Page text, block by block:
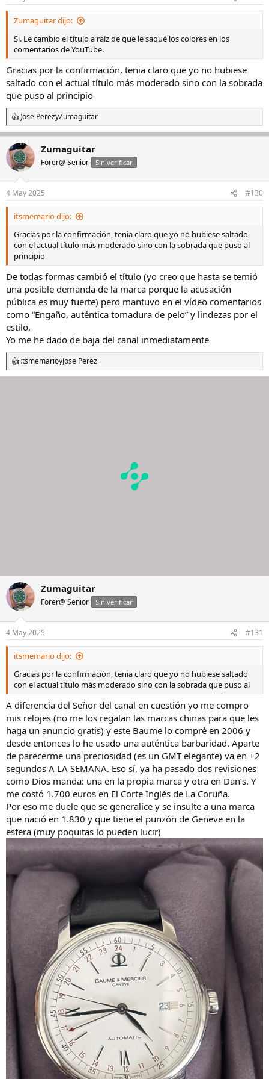
Zumaguitar dijo:
Si. Le cambio el título a raíz de que le saqué los colores en los
comentarios de YouTube.
Gracias por la confirmación, tenia claro que yo no hubiese
saltado con el actual título más moderado sino con la sobrada
que puso al principio
R
e
a
c
c
i
e
s
Jose PerezyZumaguitar
Zumaguitar
Forer@ Senior Sin verificar
4 May 2025 #130
itsmemario dijo:
Gracias por la confirmación, tenia claro que yo no hubiese saltado
con el actual título más moderado sino con la sobrada que puso al
principio
De todas formas cambió el título (yo creo que hasta se temió
una posible demanda de la marca porque la acusación
pública es muy fuerte) pero mantuvo en el vídeo comentarios
como “Engaño, auténtica tomadura de pelo” y lindezas por el
estilo.
Yo me he dado de baja del canal inmediatamente
R
e
itsmemarioyJose Perez
Zumaguitar
Forer@ Senior Sin verificar
4 May 2025 #131
itsmemario dijo:
Gracias por la confirmación, tenia claro que yo no hubiese saltado
con el actual título más moderado sino con la sobrada que puso al
A diferencia del Señor del canal en cuestión yo me compro
mis relojes (no me los regalan las marcas chinas para que les
haga un anuncio gratis) y este Baume lo compré en 2006 y
desde entonces lo he usado una auténtica barbaridad. Aparte
de parecerme una preciosidad (es un GMT elegante) va en +2
segundos A LA SEMANA. Eso sí, ya ha pasado dos revisiones
como Dios manda: una en la propia marca y otra en Dan’s. Y
me costó 1.700 euros en El Corte Inglés de La Coruña.
Por eso me duele que se generalice y se insulte a una marca
que nació en 1.830 y que tiene el punzón de Geneve en la
esfera (muy poquitas lo pueden lucir)